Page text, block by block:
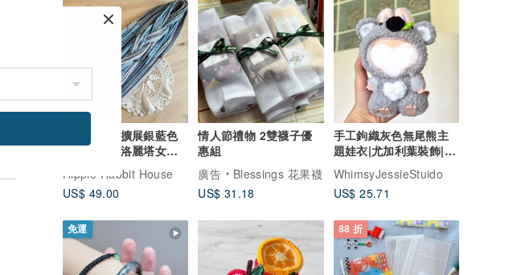
羊毛長發綹擴展銀藍色
恐懼哥特式洛麗塔女巫
Hippie Rabbit House
US$ 49.00
情人節禮物 2雙襪子優
惠組
廣告
Blessings 花果襪
US$ 31.18
手工鉤織灰色無尾熊主
題娃衣|尤加利葉裝飾|
WhimsyJessieStuido
US$ 25.71
免運 88 折